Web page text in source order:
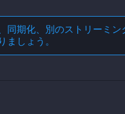
同期化、別のストリーミ
ましょう。